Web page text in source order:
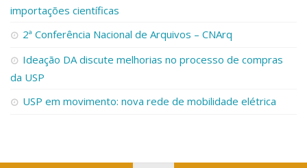
Relatório de Gestão
Relatório de Gestão – 2022-2025
Grupos de Trabalho (GTs)
GT Compras pela Lei da Inovação
GT Transformação Digital
DFDs do PCA USP
PCA 2025
PCA USP 2025 – PNCP
PCA / DFD´s – RUSP
importações científicas
2ª Conferência Nacional de Arquivos – CNArq
Ideação DA discute melhorias no processo de compras
da USP
USP em movimento: nova rede de mobilidade elétrica